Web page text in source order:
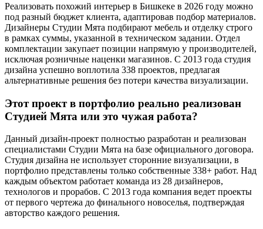
Реализовать похожий интерьер в Бишкеке в 2026 году можно
под разный бюджет клиента, адаптировав подбор материалов.
Дизайнеры Студии Мята подбирают мебель и отделку строго
в рамках суммы, указанной в техническом задании. Отдел
комплектации закупает позиции напрямую у производителей,
исключая розничные наценки магазинов. С 2013 года студия
дизайна успешно воплотила 338 проектов, предлагая
альтернативные решения без потери качества визуализации.
Этот проект в портфолио реально реализован
Студией Мята или это чужая работа?
Данный дизайн-проект полностью разработан и реализован
специалистами Студии Мята на базе официального договора.
Студия дизайна не использует сторонние визуализации, в
портфолио представлены только собственные 338+ работ. Над
каждым объектом работает команда из 28 дизайнеров,
технологов и прорабов. С 2013 года компания ведет проекты
от первого чертежа до финального новоселья, подтверждая
авторство каждого решения.